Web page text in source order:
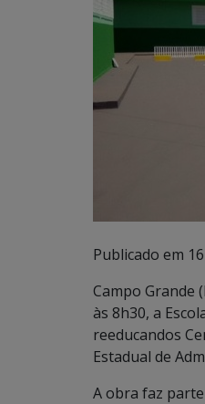
Publicado em
Campo Grande
às 8h30, a
reeducandos
Estadual de
A obra faz